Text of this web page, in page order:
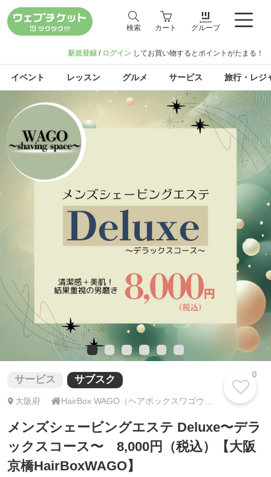
検索 カート グループ
新規登録 / ログイン してお買い物するとポイントがたまる！
イベント レッスン グルメ サービス 旅行・レジ
サービス サブスク
大阪府  HairBox WAGO（ヘアボックスワゴウ）｜理容室｜大阪市都島区・京橋駅
メンズシェービングエステ Deluxe〜デラ
ックスコース〜 8,000円（税込）【大阪
京橋HairBoxWAGO】
0